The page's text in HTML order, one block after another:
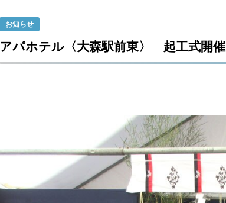
お知らせ
アパホテル〈大森駅前東〉 起工式開催